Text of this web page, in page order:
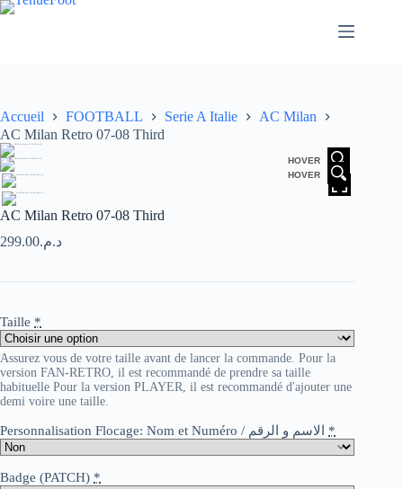
Passer
Accueil FOOTBALL Serie A Italie
AC Milan
AC Milan Retro 07-08 Third
HOVER
HOVER
AC Milan Retro 07-08 Third
د.م.299.00
Taille *
Assurez vous de votre taille avant de lancer la commande. Pour la
version FAN-RETRO, il est recommandé de prendre sa taille
habituelle Pour la version PLAYER, il est recommandé d'ajouter une
demi voire une taille.
Personnalisation Flocage: Nom et Numéro / الاسم و الرقم *
Badge (PATCH) *